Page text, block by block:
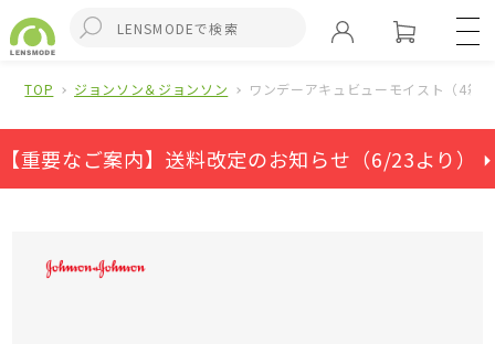
TOP ジョンソン＆ジョンソン ワンデーアキュビューモイスト（4箱
【重要なご案内】送料改定のお知らせ（6/23より） ⏵